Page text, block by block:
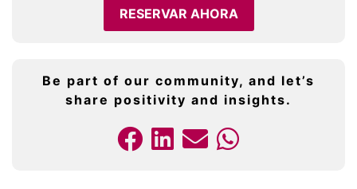
RESERVAR AHORA
Be part of our community, and let’s
share positivity and insights.